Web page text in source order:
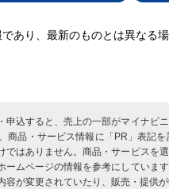
あり、最新のものとは異なる
込すると、売上の一部がマイナビ
商品・サービス情報に「PR」表記
ではありません。商品・サービス
ームページの情報を参考にしてい
が変更されていたり、販売・提供が